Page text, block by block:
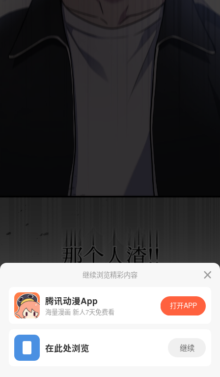
App免费看
继续浏览精彩内容
腾讯动漫App
海量漫画 新人7天免费看
打开APP
在此处浏览 继续